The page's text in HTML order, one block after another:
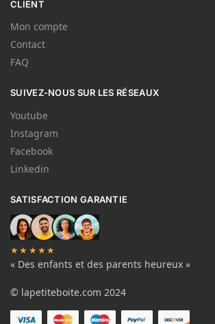
CLIENT
Mon compte
Contact
FAQ
SUIVEZ-NOUS SUR LES RÉSEAUX
Youtube
Instagram
Facebook
Linkedin
SATISFACTION GARANTIE
★★★★★
« Des enfants et des parents heureux »
© lapetiteboite.com 2024